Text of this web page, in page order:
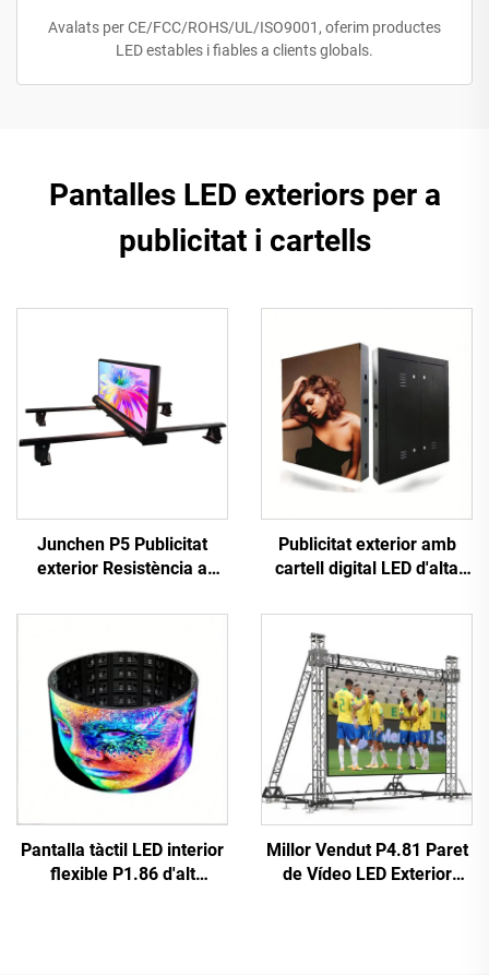
Avalats per CE/FCC/ROHS/UL/ISO9001, oferim productes
LED estables i fiables a clients globals.
Pantalles LED exteriors per a
publicitat i cartells
Junchen P5 Publicitat
exterior Resistència a
LED Mur de Vídeo Cartell
per a Cotxes
Publicitat exterior amb
cartell digital LED d'alta
paret de vídeo LED P10
d'alt rendiment, pantalla
gegant
Pantalla tàctil LED interior
flexible P1.86 d'alt
Millor Vendut P4.81 Paret
de Vídeo LED Exterior